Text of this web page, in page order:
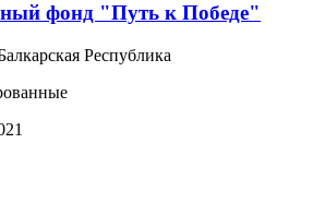
фонд "Путь к Победе"
Республика